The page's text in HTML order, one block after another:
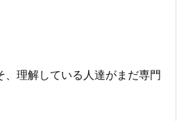
理解している人達がまだ専門